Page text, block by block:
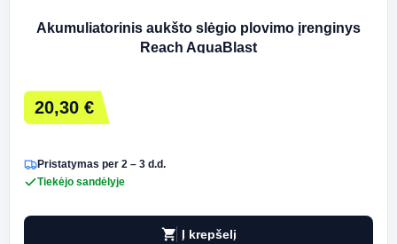
Akumuliatorinis aukšto slėgio plovimo įrenginys
Reach AquaBlast
20,30 €
Pristatymas per 2 – 3 d.d.
Tiekėjo sandėlyje
shopping_cart Į krepšelį